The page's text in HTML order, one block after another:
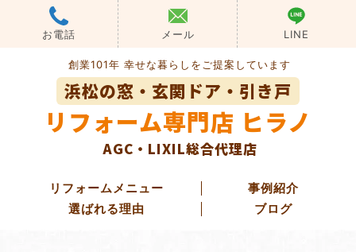
創業101年 幸せな暮らしをご提案しています
浜松の窓・玄関ドア・引き戸
リフォーム専門店 ヒラノ
AGC・LIXIL総合代理店
リフォームメニュー
事例紹介
選ばれる理由
ブログ
お電話 メール LINE